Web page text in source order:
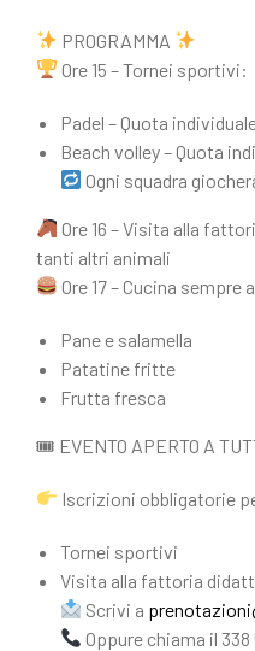
PROGRAMMA
Ore 15 – Tornei sportivi:
Padel – Quota
Beach volley – Quota
Ogni squadra
Ore 16 – Visita alla
tanti altri animali
Ore 17 – Cucina sempre
Pane e salamella
Patatine fritte
Frutta fresca
🎟 EVENTO APERTO A
Iscrizioni obbligatorie
Tornei sportivi
Visita alla fattoria
Scrivi a
Oppure chiama il 338